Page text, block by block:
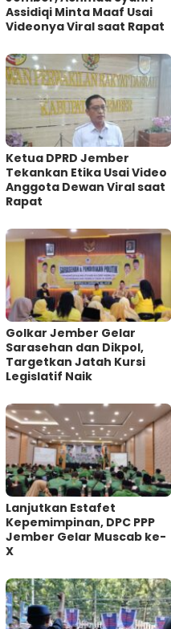
Assidiqi Minta Maaf Usai
Videonya Viral saat Rapat
Ketua DPRD Jember
Tekankan Etika Usai Video
Anggota Dewan Viral saat
Rapat
Golkar Jember Gelar
Sarasehan dan Dikpol,
Targetkan Jatah Kursi
Legislatif Naik
Lanjutkan Estafet
Kepemimpinan, DPC PPP
Jember Gelar Muscab ke-
X